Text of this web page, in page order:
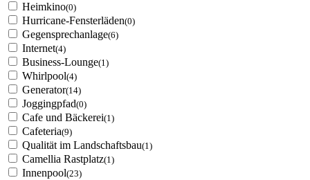
Heimkino(0)
Hurricane-Fensterläden(0)
Gegensprechanlage(6)
Internet(4)
Business-Lounge(1)
Whirlpool(4)
Generator(14)
Joggingpfad(0)
Cafe und Bäckerei(1)
Cafeteria(9)
Qualität im Landschaftsbau(1)
Camellia Rastplatz(1)
Innenpool(23)